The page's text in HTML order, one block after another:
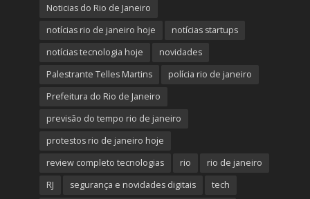
Noticias do Rio de Janeiro
notícias rio de janeiro hoje
notícias startups
notícias tecnologia hoje
novidades
Palestrante Telles Martins
polícia rio de janeiro
Prefeitura do Rio de Janeiro
previsão do tempo rio de janeiro
protestos rio de janeiro hoje
review completo tecnologias
rio
rio de janeiro
RJ
segurança e novidades digitais
tech